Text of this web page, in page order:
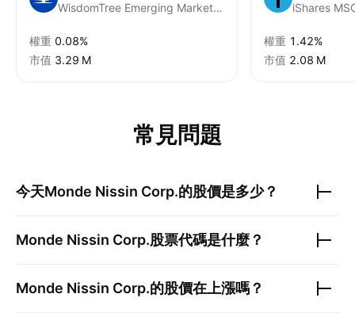
WisdomTree Emerging Markets High Dividend Fund
權重 0.08%
市值 ‪3.29 M‬
iShares
權重 1.42%
市值 ‪2.08 M‬
常見問題
今天Monde Nissin Corp.的股價是多少？
Monde Nissin Corp.股票代碼是什麼？
Monde Nissin Corp.的股價在上漲嗎？